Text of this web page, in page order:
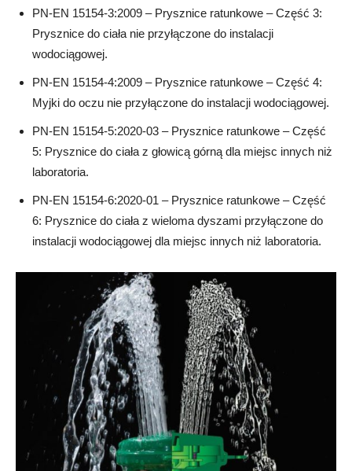
PN-EN 15154-3:2009 – Prysznice ratunkowe – Część 3:
Prysznice do ciała nie przyłączone do instalacji
wodociągowej.
PN-EN 15154-4:2009 – Prysznice ratunkowe – Część 4:
Myjki do oczu nie przyłączone do instalacji wodociągowej.
PN-EN 15154-5:2020-03 – Prysznice ratunkowe – Część
5: Prysznice do ciała z głowicą górną dla miejsc innych niż
laboratoria.
PN-EN 15154-6:2020-01 – Prysznice ratunkowe – Część
6: Prysznice do ciała z wieloma dyszami przyłączone do
instalacji wodociągowej dla miejsc innych niż laboratoria.